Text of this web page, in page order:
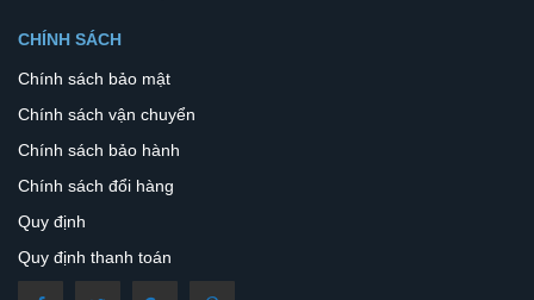
CHÍNH SÁCH
Chính sách bảo mật
Chính sách vận chuyển
Chính sách bảo hành
Chính sách đổi hàng
Quy định
Quy định thanh toán